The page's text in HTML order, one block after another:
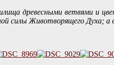
древесными ветвями и
силы Животворящего Духа;